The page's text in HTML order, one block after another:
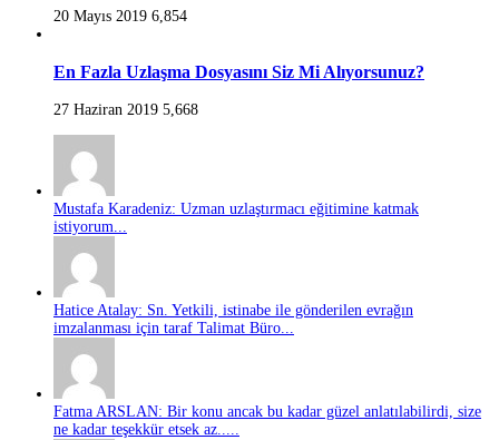
20 Mayıs 2019 6,854
En Fazla Uzlaşma Dosyasını Siz Mi Alıyorsunuz?
27 Haziran 2019 5,668
Mustafa Karadeniz: Uzman uzlaştırmacı eğitimine katmak
istiyorum...
Hatice Atalay: Sn. Yetkili, istinabe ile gönderilen evrağın
imzalanması için taraf Talimat Büro...
Fatma ARSLAN: Bir konu ancak bu kadar güzel anlatılabilirdi, size
ne kadar teşekkür etsek az.....